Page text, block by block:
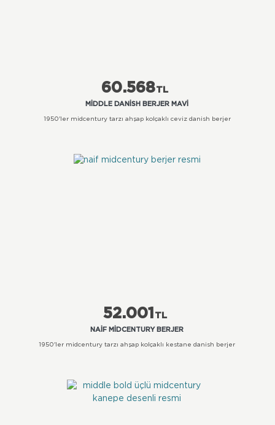
60.568TL
MIDDLE DANISH BERJER MAVI
1950'ler midcentury tarzı ahşap kolçaklı ceviz danish berjer
52.001TL
NAIF MIDCENTURY BERJER
1950'ler midcentury tarzı ahşap kolçaklı kestane danish berjer